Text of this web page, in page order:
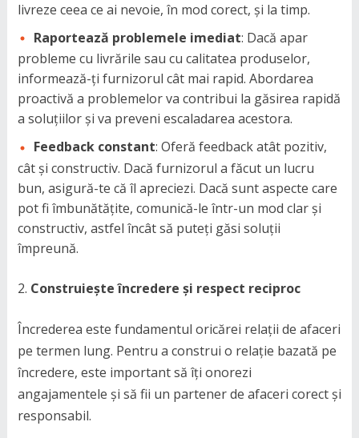
livreze ceea ce ai nevoie, în mod corect, și la timp.
Raportează problemele imediat: Dacă apar
probleme cu livrările sau cu calitatea produselor,
informează-ți furnizorul cât mai rapid. Abordarea
proactivă a problemelor va contribui la găsirea rapidă
a soluțiilor și va preveni escaladarea acestora.
Feedback constant: Oferă feedback atât pozitiv,
cât și constructiv. Dacă furnizorul a făcut un lucru
bun, asigură-te că îl apreciezi. Dacă sunt aspecte care
pot fi îmbunătățite, comunică-le într-un mod clar și
constructiv, astfel încât să puteți găsi soluții
împreună.
Construiește încredere și respect reciproc
Încrederea este fundamentul oricărei relații de afaceri
pe termen lung. Pentru a construi o relație bazată pe
încredere, este important să îți onorezi
angajamentele și să fii un partener de afaceri corect și
responsabil.